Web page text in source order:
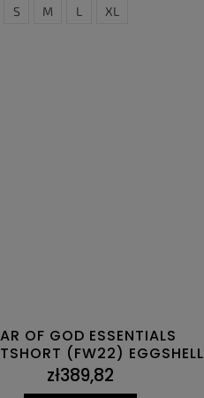
S M L XL
OF GOD ESSENTIALS
(FW22) EGGSHELL
zł389,82